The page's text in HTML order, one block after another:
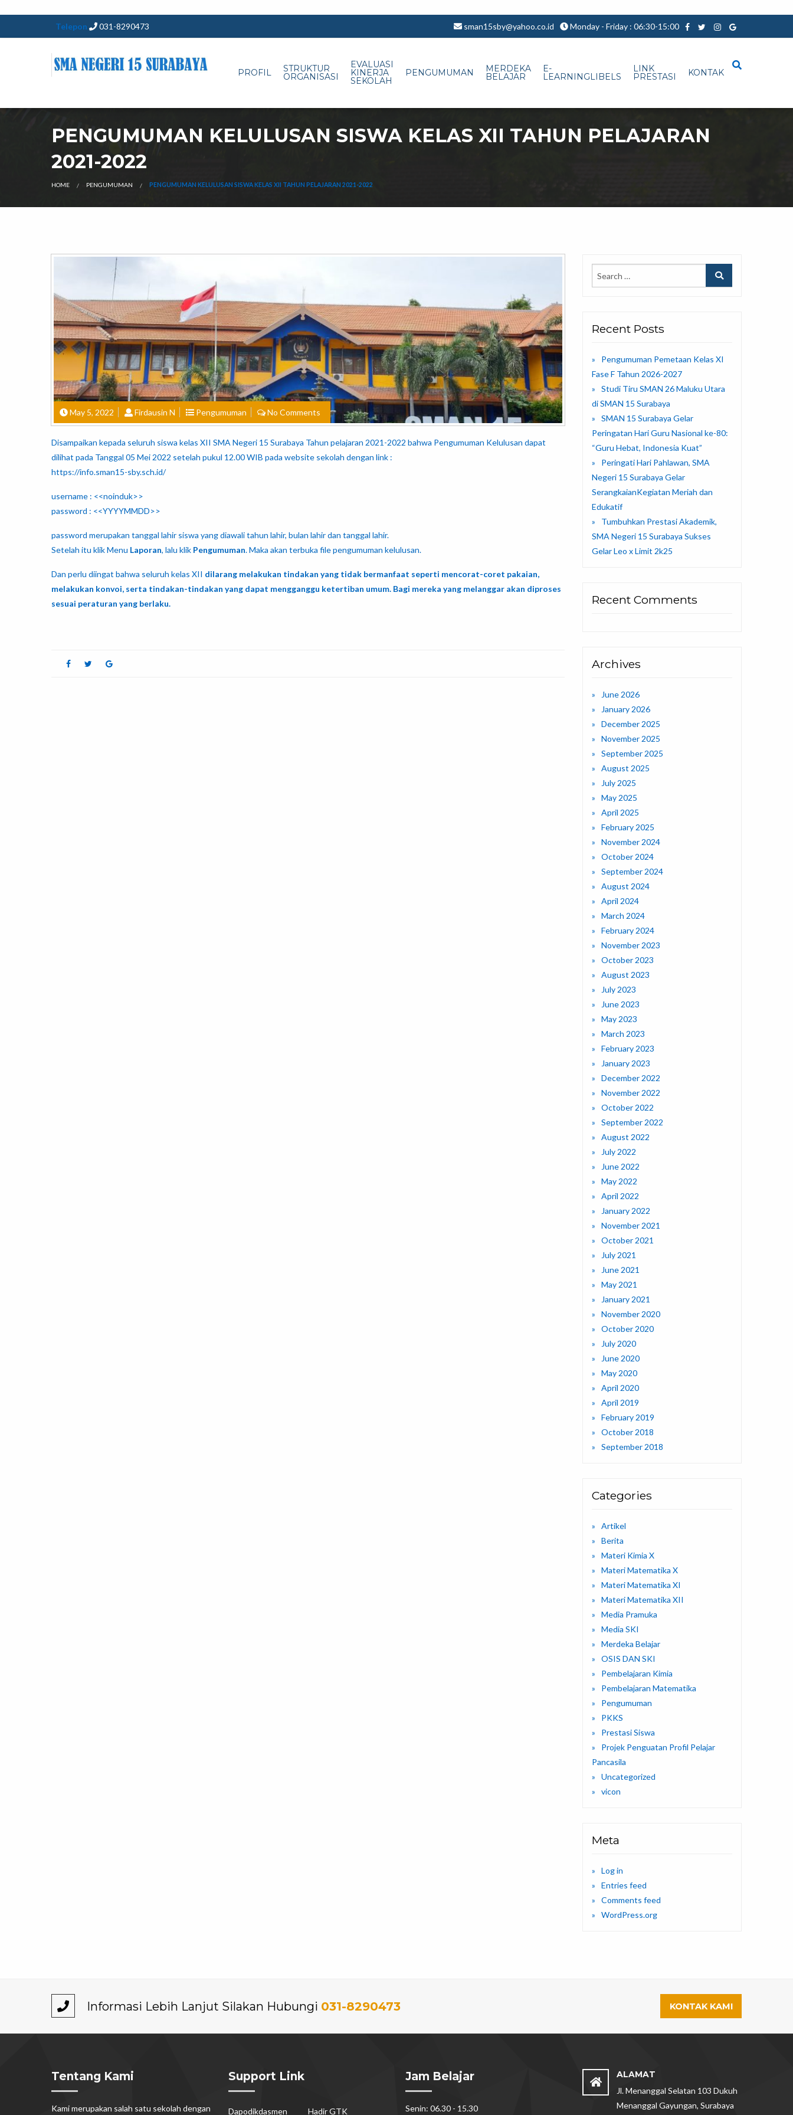
Telepon 031-8290473 sman15sby@yahoo.co.id Monday - Friday : 06:30-15:00
PROFIL STRUKTUR
ORGANISASI
EVALUASI
KINERJA
SEKOLAH
PENGUMUMAN MERDEKA
BELAJAR
E-
LEARNINGLIBELS
LINK
PRESTASI KONTAK
PENGUMUMAN KELULUSAN SISWA KELAS XII TAHUN PELAJARAN
2021-2022
HOME PENGUMUMAN PENGUMUMAN KELULUSAN SISWA KELAS XII TAHUN PELAJARAN 2021-2022
May 5, 2022 Firdausin N Pengumuman No Comments
Disampaikan kepada seluruh siswa kelas XII SMA Negeri 15 Surabaya Tahun pelajaran 2021-2022 bahwa Pengumuman Kelulusan dapat
dilihat pada Tanggal 05 Mei 2022 setelah pukul 12.00 WIB pada website sekolah dengan link :
https://info.sman15-sby.sch.id/
username : <<noinduk>>
password : <<YYYYMMDD>>
password merupakan tanggal lahir siswa yang diawali tahun lahir, bulan lahir dan tanggal lahir.
Setelah itu klik Menu Laporan, lalu klik Pengumuman. Maka akan terbuka file pengumuman kelulusan.
Dan perlu diingat bahwa seluruh kelas XII dilarang melakukan tindakan yang tidak bermanfaat seperti mencorat-coret pakaian,
melakukan konvoi, serta tindakan-tindakan yang dapat mengganggu ketertiban umum. Bagi mereka yang melanggar akan diproses
sesuai peraturan yang berlaku.
Recent Posts
Pengumuman Pemetaan Kelas XI
Fase F Tahun 2026-2027
Studi Tiru SMAN 26 Maluku Utara
di SMAN 15 Surabaya
SMAN 15 Surabaya Gelar
Peringatan Hari Guru Nasional ke-80:
“Guru Hebat, Indonesia Kuat”
Peringati Hari Pahlawan, SMA
Negeri 15 Surabaya Gelar
SerangkaianKegiatan Meriah dan
Edukatif
Tumbuhkan Prestasi Akademik,
SMA Negeri 15 Surabaya Sukses
Gelar Leo x Limit 2k25
Recent Comments
Archives
June 2026
January 2026
December 2025
November 2025
September 2025
August 2025
July 2025
May 2025
April 2025
February 2025
November 2024
October 2024
September 2024
August 2024
April 2024
March 2024
February 2024
November 2023
October 2023
August 2023
July 2023
June 2023
May 2023
March 2023
February 2023
January 2023
December 2022
November 2022
October 2022
September 2022
August 2022
July 2022
June 2022
May 2022
April 2022
January 2022
November 2021
October 2021
July 2021
June 2021
May 2021
January 2021
November 2020
October 2020
July 2020
June 2020
May 2020
April 2020
April 2019
February 2019
October 2018
September 2018
Categories
Artikel
Berita
Materi Kimia X
Materi Matematika X
Materi Matematika XI
Materi Matematika XII
Media Pramuka
Media SKI
Merdeka Belajar
OSIS DAN SKI
Pembelajaran Kimia
Pembelajaran Matematika
Pengumuman
PKKS
Prestasi Siswa
Projek Penguatan Profil Pelajar
Pancasila
Uncategorized
vicon
Meta
Log in
Entries feed
Comments feed
WordPress.org
Informasi Lebih Lanjut Silakan Hubungi 031-8290473 KONTAK KAMI
Tentang Kami
Kami merupakan salah satu sekolah dengan
Support Link
Dapodikdasmen Hadir GTK
Jam Belajar
Senin: 06.30 - 15.30
ALAMAT
Jl. Menanggal Selatan 103 Dukuh
Menanggal Gayungan, Surabaya